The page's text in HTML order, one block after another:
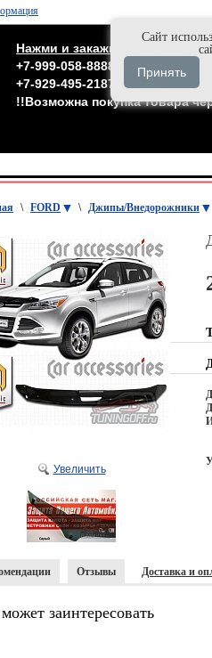
Нажми и закажи быстро в
+7-999-058-8888
Владивосток
+7-929-495-2187
Москва
!!Возможна покупка товара
\ FORD \ Джипы/Внедорожники
Увеличить
Отзывы Доставка и
заинтересовать
Cайт
Принять